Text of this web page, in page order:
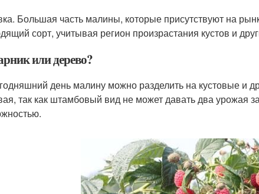
Большая часть малины, которые присутствуют на
сорт, учитывая регион произрастания кустов и
или дерево?
день малину можно разделить на кустовые и
так как штамбовый вид не может давать два урожая